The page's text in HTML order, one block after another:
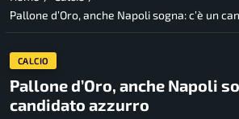
Pallone d’Oro, anche Napoli sogna: c’è un
CALCIO
Pallone d’Oro, anche Napoli
candidato azzurro